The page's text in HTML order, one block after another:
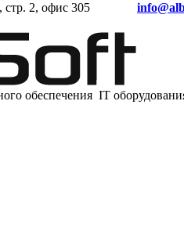
6А, стр. 2, офис 305
обеспечения IT